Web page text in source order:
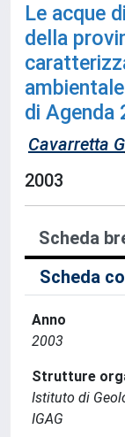
Le acque
della
di Agenda
Cavarretta G
2003
Scheda
Scheda
Anno
2003
Strutture
Istituto di
IGAG